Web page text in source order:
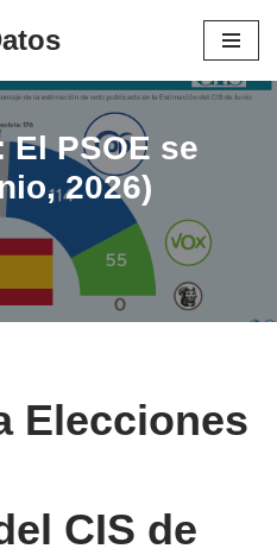
El PSOE se
2026)
Elecciones
CIS de